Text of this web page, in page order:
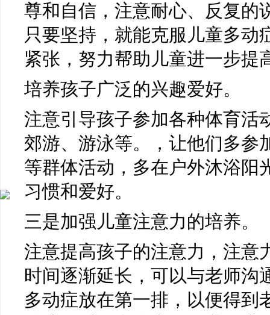
尊和自信，注意耐心、反复的
只要坚持，就能克服儿童多动
紧张，努力帮助儿童进一步提
培养孩子广泛的兴趣爱好。
注意引导孩子参加各种体育活
郊游、游泳等。，让他们多参
等群体活动，多在户外沐浴阳
习惯和爱好。
三是加强儿童注意力的培养。
注意提高孩子的注意力，注意
时间逐渐延长，可以与老师沟
多动症放在第一排，以便得到